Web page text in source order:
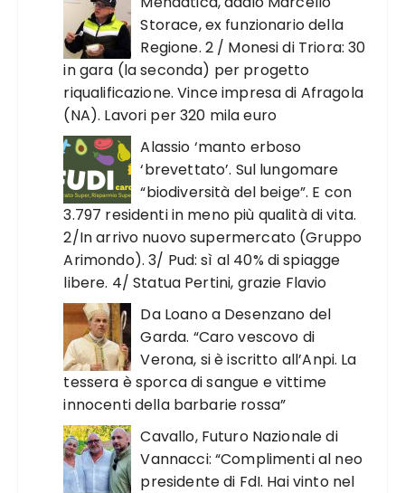
Storace, ex funzionario della
Regione. 2 / Monesi di Triora: 30
in gara (la seconda) per progetto
riqualificazione. Vince impresa di Afragola
(NA). Lavori per 320 mila euro
Alassio ‘manto erboso
‘brevettato’. Sul lungomare
“biodiversità del beige”. E con
3.797 residenti in meno più qualità di vita.
2/In arrivo nuovo supermercato (Gruppo
Arimondo). 3/ Pud: sì al 40% di spiagge
libere. 4/ Statua Pertini, grazie Flavio
Da Loano a Desenzano del
Garda. “Caro vescovo di
Verona, si è iscritto all’Anpi. La
tessera è sporca di sangue e vittime
innocenti della barbarie rossa”
Cavallo, Futuro Nazionale di
Vannacci: “Complimenti al neo
presidente di FdI. Hai vinto nel